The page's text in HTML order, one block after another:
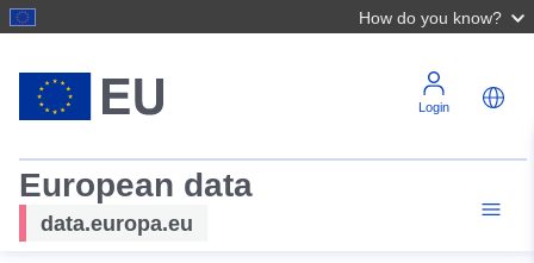
How do you know?
Login
European data
data.europa.eu